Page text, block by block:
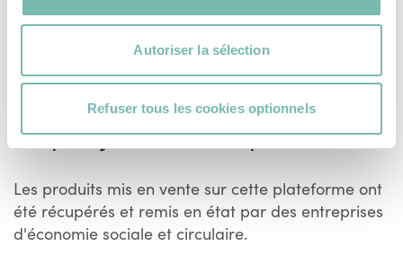
Autoriser la sélection
Refuser tous les cookies optionnels
Un prix juste et transparent
Les produits mis en vente sur cette plateforme ont
été récupérés et remis en état par des entreprises
d'économie sociale et circulaire.